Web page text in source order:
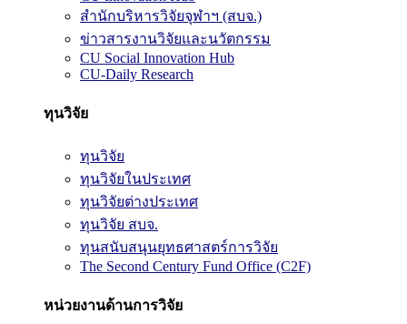
สำนักบริหารวิจัยจุฬาฯ (สบจ.)
ข่าวสารงานวิจัยและนวัตกรรม
CU Social Innovation Hub
CU-Daily Research
ทุนวิจัย
ทุนวิจัย
ทุนวิจัยในประเทศ
ทุนวิจัยต่างประเทศ
ทุนวิจัย สบจ.
ทุนสนับสนุนยุทธศาสตร์การวิจัย
The Second Century Fund Office (C2F)
หน่วยงานด้านการวิจัย